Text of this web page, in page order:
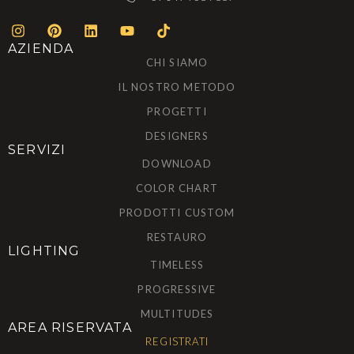
AZIENDA
CHI SIAMO
IL NOSTRO METODO
PROGETTI
DESIGNERS
SERVIZI
DOWNLOAD
COLOR CHART
PRODOTTI CUSTOM
RESTAURO
LIGHTING
TIMELESS
PROGRESSIVE
MULTITUDES
AREA RISERVATA
REGISTRATI